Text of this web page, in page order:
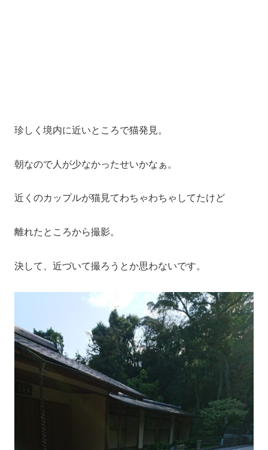
珍しく境内に近いところで猫発見。
朝なので人が少なかったせいかなぁ。
近くのカップルが猫見てわちゃわちゃしてたけど
離れたところから撮影。
決して、近づいて撮ろうとか思わないです。